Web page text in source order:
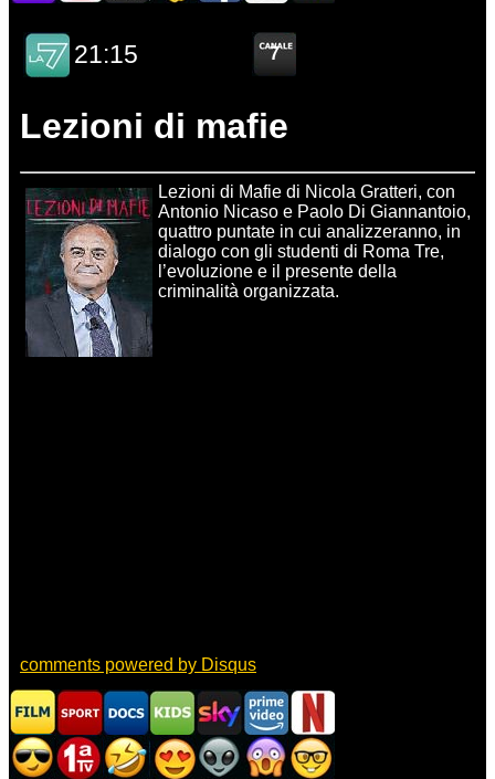
Lezioni di mafie
Lezioni di Mafie di Nicola Gratteri, con
Antonio Nicaso e Paolo Di Giannantoio,
quattro puntate in cui analizzeranno, in
dialogo con gli studenti di Roma Tre,
l’evoluzione e il presente della
criminalità organizzata.
comments powered by Disqus